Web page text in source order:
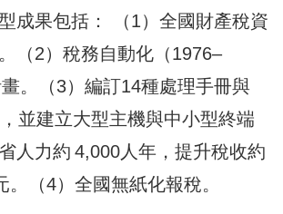
成果包括： （1）全國財產稅資
（2）稅務自動化（1976–
。（3）編訂14種處理手冊與
並建立大型主機與中小型終端
人力約 4,000人年，提升稅收約
。（4）全國無紙化報稅。